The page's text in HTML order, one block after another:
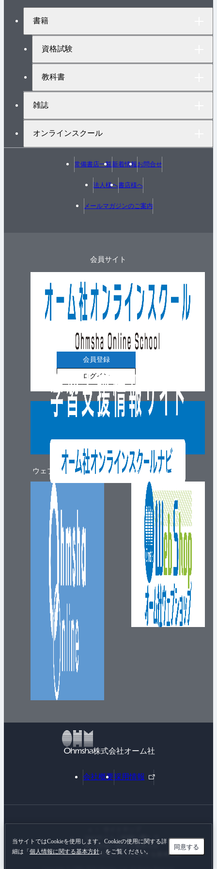
当サイトではCookieを使用します。Cookieの使用に関する詳
細は「 個人情報に関する基本方針 」をご覧ください。
同意する
書籍
資格試験
教科書
雑誌
オンラインスクール
常備書店一覧新着情報お問合せ
法人様へ書店様へ
メールマガジンのご案内
ウェブマガジン
会員サイト
会員登録
ログイン
ウェブショップ
株式会社オーム社
会社概要採用情報
外
部
ン
Webサイトご利用に際して
個人情報に関する基本方針
カスタマーハラスメントに対する基本方針